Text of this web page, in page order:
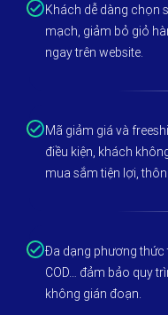
Khách dễ dàng chọn
mạch, giảm bỏ giỏ
ngay trên website.
Mã giảm giá và
điều kiện, khách
mua sắm tiện lợi,
Đa dạng phương thức
COD… đảm bảo quy
không gián đoạn.